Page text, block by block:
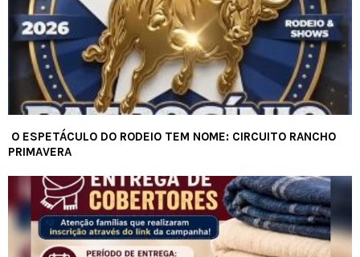
O ESPETÁCULO DO RODEIO TEM NOME: CIRCUITO RANCHO
PRIMAVERA